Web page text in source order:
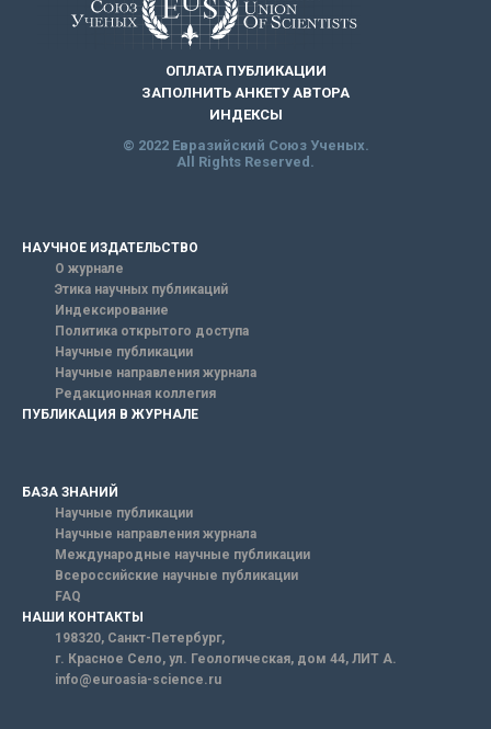
ОПЛАТА ПУБЛИКАЦИИ
ЗАПОЛНИТЬ АНКЕТУ АВТОРА
ИНДЕКСЫ
© 2022 Евразийский Союз Ученых.
All Rights Reserved.
НАУЧНОЕ ИЗДАТЕЛЬСТВО
О журнале
Этика научных публикаций
Индексирование
Политика открытого доступа
Научные публикации
Научные направления журнала
Редакционная коллегия
ПУБЛИКАЦИЯ В ЖУРНАЛЕ
БАЗА ЗНАНИЙ
Научные публикации
Научные направления журнала
Международные научные публикации
Всероссийские научные публикации
FAQ
НАШИ КОНТАКТЫ
198320, Санкт-Петербург,
г. Красное Село, ул. Геологическая, дом 44, ЛИТ А.
info@euroasia-science.ru